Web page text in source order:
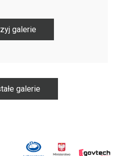
galerie
galerie